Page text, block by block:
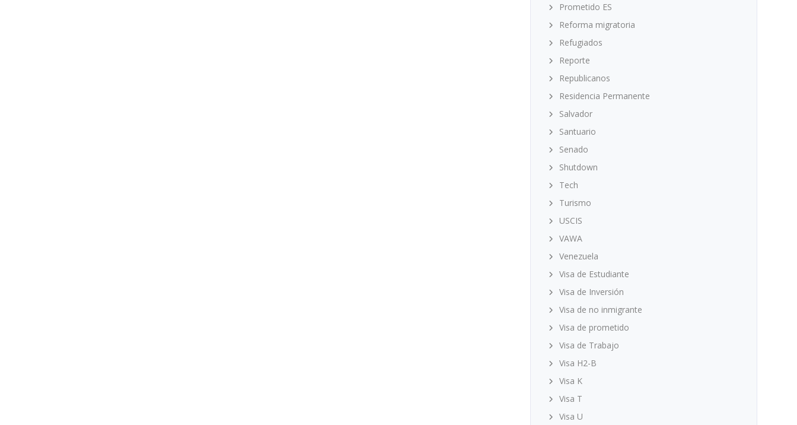
Prometido ES
Reforma migratoria
Refugiados
Reporte
Republicanos
Residencia Permanente
Salvador
Santuario
Senado
Shutdown
Tech
Turismo
USCIS
VAWA
Venezuela
Visa de Estudiante
Visa de Inversión
Visa de no inmigrante
Visa de prometido
Visa de Trabajo
Visa H2-B
Visa K
Visa T
Visa U